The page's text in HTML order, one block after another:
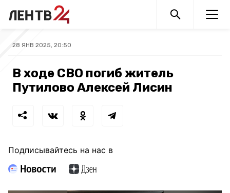
28 ЯНВ 2025, 20:50
В ходе СВО погиб житель
Путилово Алексей Лисин
Подписывайтесь на нас в